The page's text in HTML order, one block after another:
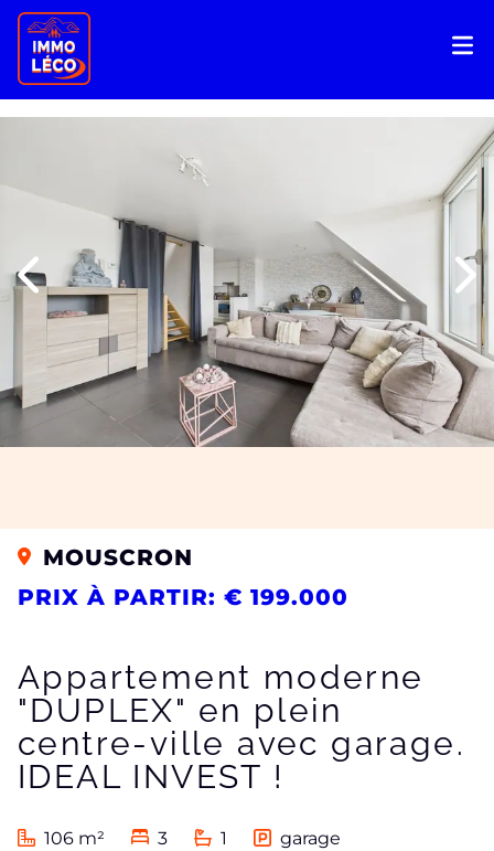
MOUSCRON
PRIX ​​À PARTIR: € 199.000
Appartement moderne
"DUPLEX" en plein
centre-ville avec garage.
IDEAL INVEST !
106 m² 3 1 garage